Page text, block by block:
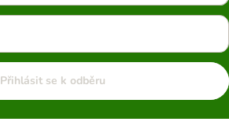
Přihlásit se k odběru